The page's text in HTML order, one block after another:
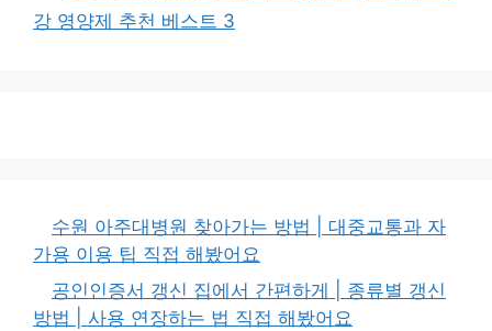
강 영양제 추천 베스트 3
수원 아주대병원 찾아가는 방법 | 대중교통과 자
가용 이용 팁 직접 해봤어요
공인인증서 갱신 집에서 간편하게 | 종류별 갱신
방법 | 사용 연장하는 법 직접 해봤어요